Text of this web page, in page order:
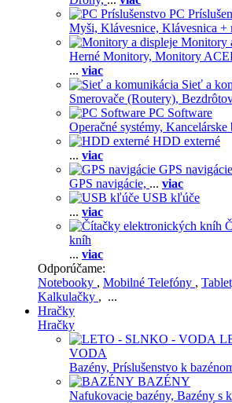
PC
Myši, Klávesnice, Klávesnica +
Monitory
Herné Monitory, Monitory
... viac
Sieť a
Smerovače (Routery),
PC Software
Operačné systémy, Kancelárske
HDD externé
... viac
GPS navigácie
GPS navigácie, ... viac
USB kľúče
... viac
kníh
... viac
Odporúčame:
Notebooky , Mobilné Telefóny ,
Kalkulačky , ...
Hračky
Hračky
VODA
Bazény, Príslušenstvo k
BAZÉNY
Nafukovacie bazény, Bazény s